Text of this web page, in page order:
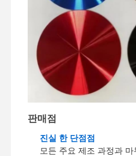
공장 투어 품질 관리
사건
판매점
진실 한 단점점
모든 주요 제조 과정과